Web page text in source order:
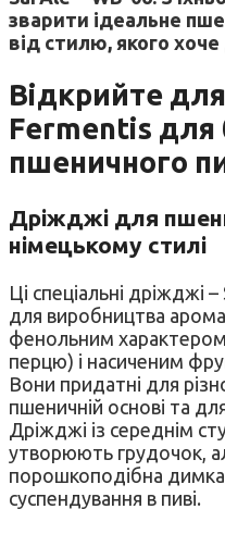
зварити ідеальне
від стилю, якого
Відкрийте
Fermentis для
пшеничного
Дріжджі для
німецькому стилі
Ці спеціальні дріжджі
для виробництва
фенольним
перцю) і насиченим
Вони придатні для
пшеничній основі та
Дріжджі із середнім
утворюють грудочок,
порошкоподібна димка
суспендування в пиві.